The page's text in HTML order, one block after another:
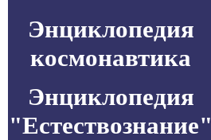
Энциклопедия
космонавтика
Энциклопедия
"Естествознание"